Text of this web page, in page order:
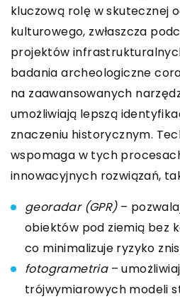
kluczową rolę w skutecznej
kulturowego, zwłaszcza
projektów
badania archeologiczne
na zaawansowanych
umożliwiają lepszą
znaczeniu historycznym.
wspomaga w tych
innowacyjnych rozwiązań,
georadar (GPR)–
obiektów pod ziemią bez
co minimalizuje ryzyko
fotogrametria–
trójwymiarowych modeli